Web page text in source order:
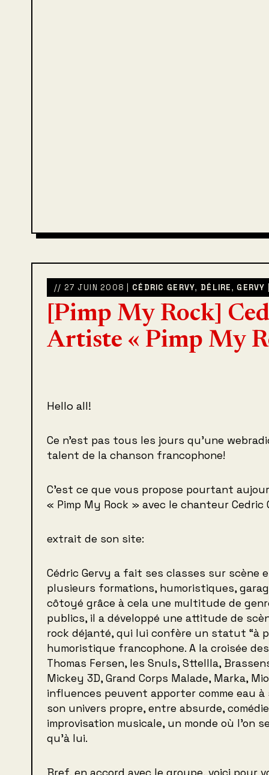
// 27 JUIN 2008 | CÉDRIC GERVY, DÉLIRE, GERVY
[Pimp My Rock]
Artiste « Pimp My
Hello all!
Ce n’est pas tous les jours qu’une
talent de la chanson francophone!
C’est ce que vous propose pourtant
« Pimp My Rock » avec le chanteur Cedric
extrait de son site:
Cédric Gervy a fait ses classes sur scène
plusieurs formations, humoristiques,
côtoyé grâce à cela une multitude de
publics, il a développé une attitude de
rock déjanté, qui lui confère un statut “à
humoristique francophone. A la croisée
Thomas Fersen, les Snuls, Sttellla,
Mickey 3D, Grand Corps Malade, Marka,
influences peuvent apporter comme eau
son univers propre, entre absurde,
improvisation musicale, un monde où l’on
qu’à lui.